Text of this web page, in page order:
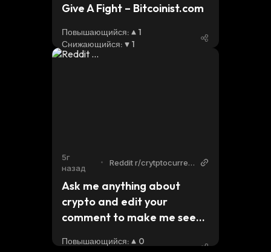
Give A Fight – Bitcoinist.com
Повышающийся:
1
Снижающийся: 1
5г
назад
•
Reddit r/crytptocurren
Ask me anything about
crypto and edit your
comment to make me seem
Повышающийся:
0